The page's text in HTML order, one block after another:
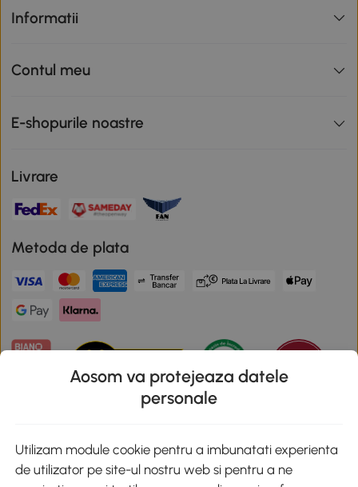
Informatii
Contul meu
E-shopurile noastre
Livrare
Metoda de plata
Descarca aplicatia Aosom
Aosom va protejeaza datele
personale
Utilizam module cookie pentru a imbunatati experienta
de utilizator pe site-ul nostru web si pentru a ne